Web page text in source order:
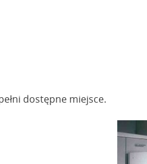
dostępne miejsce.